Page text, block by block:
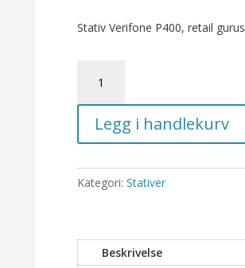
Stativ Verifone P400, retail gurus
Verifone
P400,
retail
gurus
Legg i handlekurv
Kategori: Stativer
Beskrivelse